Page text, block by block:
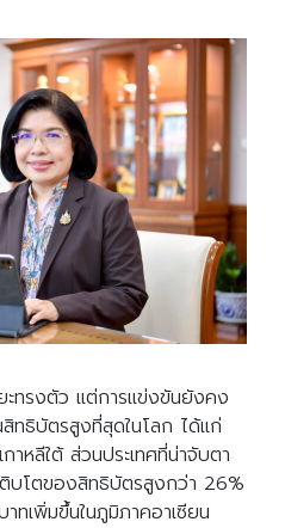
ยะทรงตัว แต่การแข่งขันยังคง
สิทธิบัตรสูงที่สุดในโลก ได้แก่
หลีใต้ ส่วนประเทศที่น่าจับตา
บโตของสิทธิบัตรสูงกว่า 26%
ทเพิ่มขึ้นในภูมิภาคอาเซียน